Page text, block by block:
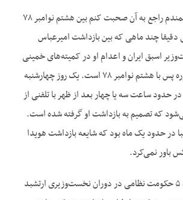
دورانی که امروز علاقمندم راجع به آن صحبت کنم بین هشتم نوامبر ۷۸
آوریل ۷۹ یعنی دقیقا چند ماهی که بین بازداشت امیرعباس
اسبق ایران و اعدام او در کمیته‌های خمینی
گذشت. شروع این دوره پس با هشتم نوامبر ۷۸ است. یک روز چهارشنبه
حدود ساعت سه یا چهار بعد از ظهر با تلفنی از
که تصمیم به بازداشت او گرفته شده است.
در حدود یک ماه بود که شایعه بازداشت هویدا
باور نمی‌کرد.
هویدا رسما طبق ماده ۵ حکومت نظامی در دوران نخست‌وزیری ارتشبد